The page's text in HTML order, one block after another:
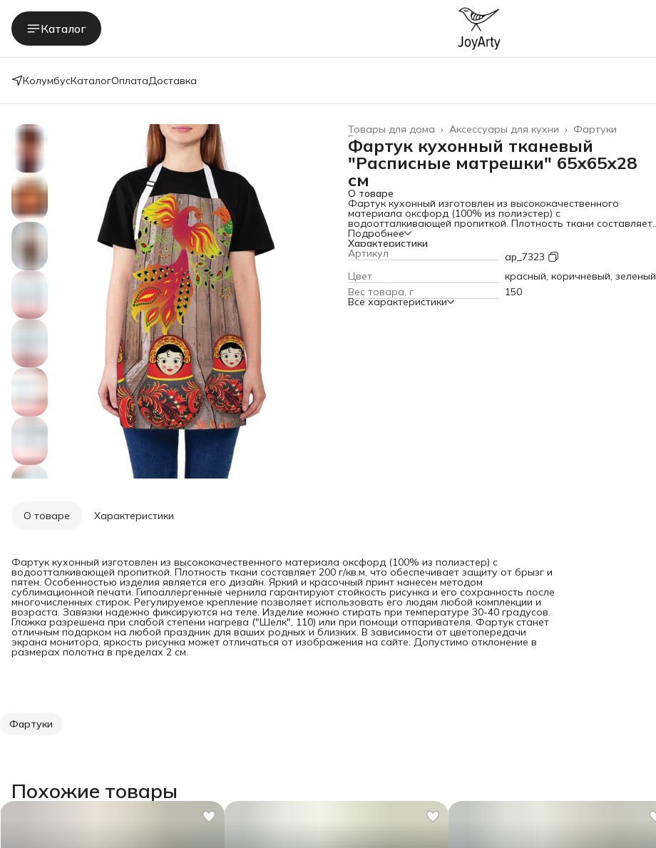
Каталог
КолумбусКаталогОплатаДоставка
Фартуки
Аксессуары для кухни ›
Товары для дома ›
Главная
Фартук кухонный тканевый
"Расписные матрешки" 65х65х28
см
О товаре
Фартук кухонный изготовлен из высококачественного
материала оксфорд (100% из полиэстер) с
водоотталкивающей пропиткой. Плотность ткани составляет
200 г/кв.м, что обеспечивает защиту от брызг и пятен.
Особенностью изделия является его дизайн. Яркий и
красочный принт нанесен методом сублимационной печати.
Гипоаллергенные чернила гарантируют стойкость рисунка и
его сохранность после многочисленных стирок. Регулируемое
крепление позволяет использовать его людям любой
комплекции и возраста. Завязки надежно фиксируются на
теле. Изделие можно стирать при температуре 30-40
Подробнее
Характеристики
Артикул
ap_7323
Цвет
красный, коричневый, зеленый
Вес товара, г
150
Все характеристики
О товаре Характеристики
Фартук кухонный изготовлен из высококачественного материала оксфорд (100% из полиэстер) с
водоотталкивающей пропиткой. Плотность ткани составляет 200 г/кв.м, что обеспечивает защиту от брызг и
пятен. Особенностью изделия является его дизайн. Яркий и красочный принт нанесен методом
сублимационной печати. Гипоаллергенные чернила гарантируют стойкость рисунка и его сохранность после
многочисленных стирок. Регулируемое крепление позволяет использовать его людям любой комплекции и
возраста. Завязки надежно фиксируются на теле. Изделие можно стирать при температуре 30-40 градусов.
Глажка разрешена при слабой степени нагрева ("Шелк", 110) или при помощи отпаривателя. Фартук станет
отличным подарком на любой праздник для ваших родных и близких. В зависимости от цветопередачи
экрана монитора, яркость рисунка может отличаться от изображения на сайте. Допустимо отклонение в
размерах полотна в пределах 2 см.
Фартуки
Похожие товары